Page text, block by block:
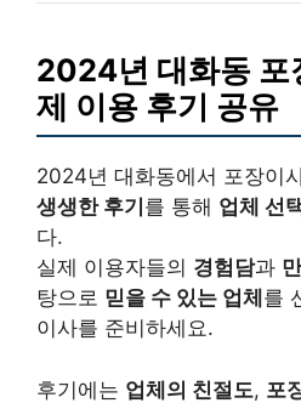
2024년 대화동 포
제 이용 후기 공유
2024년 대화동에서 포장이
생생한 후기 를 통해 업체 선
다.
실제 이용자들의 경험담과
탕으로 믿을 수 있는 업체 를
이사를 준비하세요.
후기에는 업체의 친절도, 포